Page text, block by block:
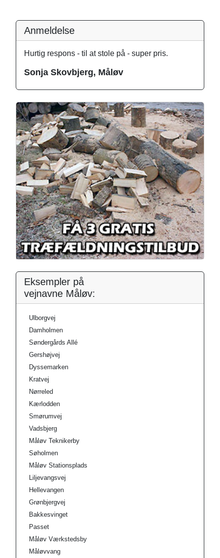
Anmeldelse
Hurtig respons - til at stole på - super pris.
Sonja Skovbjerg, Måløv
Eksempler på
vejnavne Måløv:
Ulborgvej
Damholmen
Søndergårds Allé
Gershøjvej
Dyssemarken
Kratvej
Nørreled
Kærlodden
Smørumvej
Vadsbjerg
Måløv Teknikerby
Søholmen
Måløv Stationsplads
Liljevangsvej
Hellevangen
Grønbjergvej
Bakkesvinget
Passet
Måløv Værkstedsby
Måløvvang